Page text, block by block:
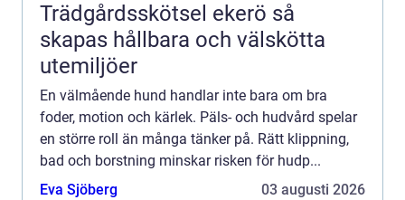
Trädgårdsskötsel ekerö så
skapas hållbara och välskötta
utemiljöer
En välmående hund handlar inte bara om bra
foder, motion och kärlek. Päls- och hudvård spelar
en större roll än många tänker på. Rätt klippning,
bad och borstning minskar risken för hudp...
Eva Sjöberg
03 augusti 2026